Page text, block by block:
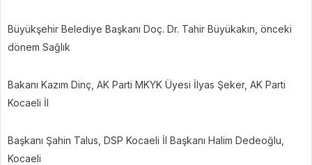
Büyükşehir Belediye Başkanı Doç. Dr. Tahir Büyükakın, önceki
dönem Sağlık
Bakanı Kazım Dinç, AK Parti MKYK Üyesi İlyas Şeker, AK Parti
Kocaeli İl
Başkanı Şahin Talus, DSP Kocaeli İl Başkanı Halim Dedeoğlu,
Kocaeli